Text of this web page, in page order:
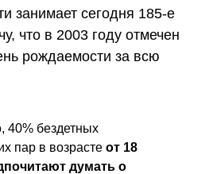
занимает сегодня 185-е
что в 2003 году отмечен
рождаемости за всю
40% бездетных
пар в возрасте от 18
думать о